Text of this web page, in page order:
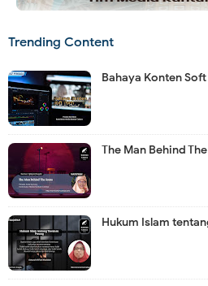
Trending Content
Bahaya Konten
The Man Behind
Hukum Islam